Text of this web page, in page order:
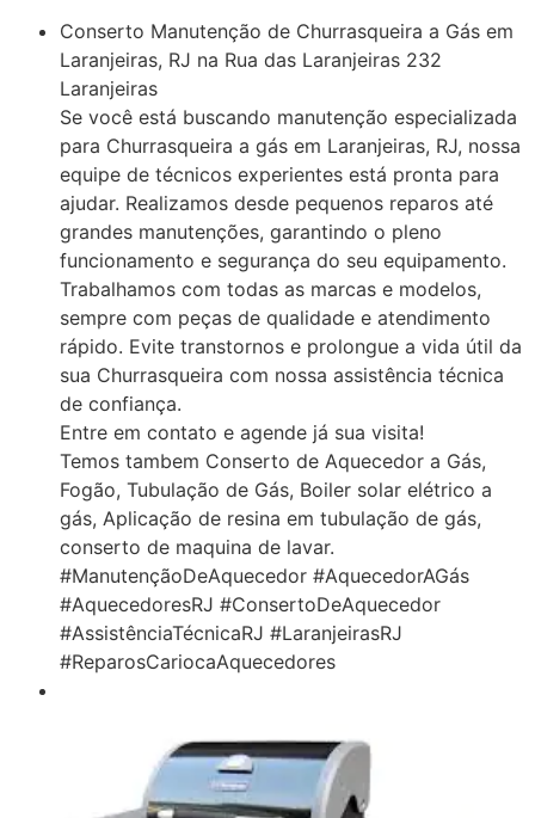
Conserto Manutenção de Churrasqueira a Gás em
Laranjeiras, RJ na Rua das Laranjeiras 232
Laranjeiras
Se você está buscando manutenção especializada
para Churrasqueira a gás em Laranjeiras, RJ, nossa
equipe de técnicos experientes está pronta para
ajudar. Realizamos desde pequenos reparos até
grandes manutenções, garantindo o pleno
funcionamento e segurança do seu equipamento.
Trabalhamos com todas as marcas e modelos,
sempre com peças de qualidade e atendimento
rápido. Evite transtornos e prolongue a vida útil da
sua Churrasqueira com nossa assistência técnica
de confiança.
Entre em contato e agende já sua visita!
Temos tambem Conserto de Aquecedor a Gás,
Fogão, Tubulação de Gás, Boiler solar elétrico a
gás, Aplicação de resina em tubulação de gás,
conserto de maquina de lavar.
#ManutençãoDeAquecedor #AquecedorAGás
#AquecedoresRJ #ConsertoDeAquecedor
#AssistênciaTécnicaRJ #LaranjeirasRJ
#ReparosCariocaAquecedores